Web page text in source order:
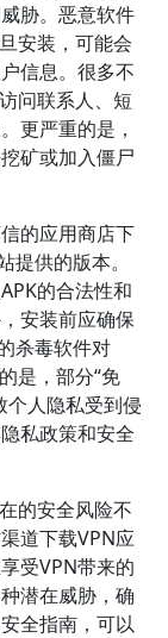
胁。恶意软件
安装，可能会
信息。很多不
问联系人、短
更严重的是，
矿或加入僵尸
的应用商店下
供的版本。
的合法性和
安装前应确保
杀毒软件对
是，部分“免
个人隐私受到侵
私政策和安全
的安全风险不
道下载VPN应
受VPN带来的
潜在威胁，确
全指南，可以